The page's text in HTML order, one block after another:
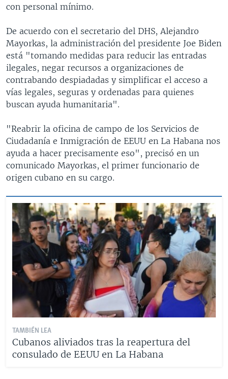
con personal mínimo.
De acuerdo con el secretario del DHS, Alejandro
Mayorkas, la administración del presidente Joe Biden
está "tomando medidas para reducir las entradas
ilegales, negar recursos a organizaciones de
contrabando despiadadas y simplificar el acceso a
vías legales, seguras y ordenadas para quienes
buscan ayuda humanitaria".
"Reabrir la oficina de campo de los Servicios de
Ciudadanía e Inmigración de EEUU en La Habana nos
ayuda a hacer precisamente eso", precisó en un
comunicado Mayorkas, el primer funcionario de
origen cubano en su cargo.
TAMBIÉN LEA
Cubanos aliviados tras la reapertura del
consulado de EEUU en La Habana